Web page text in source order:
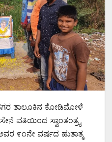
ತಾಲೂಕಿನ ಕೋಡಿಮೋಳೆ
ವತಿಯಿಂದ ಸ್ವಾಂತಂತ್ರ್ಯ
೯೧ನೇ ವರ್ಷದ ಹುತಾತ್ಮ